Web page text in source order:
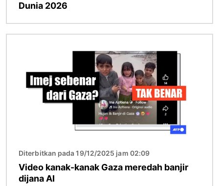
Dunia 2026
Diterbitkan pada 19/12/2025 jam 02:09
Video kanak-kanak Gaza meredah banjir
dijana AI